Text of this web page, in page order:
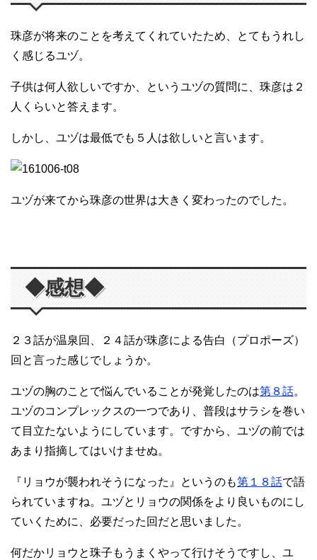
珠彦が将来のことを考えてくれていたため、とてもうれし
く感じるユヅ。
子供は何人欲しいですか、というユヅの質問に、珠彦は２
人くらいと答えます。
しかし、ユヅは最低でも５人は欲しいと言います。
ユヅが来てから珠彦の世界は大きく変わったのでした。
◆感想◆
２３話が温泉回、２４話が珠彦による告白（プロポーズ）
回と言った感じでしょうか。
ユヅの胸のことで悩んでいることが発覚したのは第８話。
ユヅのコンプレックスの一つであり、普段はサラシを巻い
て目立たないようにしています。ですから、ユヅの前では
あまり指摘してはいけませぬ。
『リョウが襲われそうになった』というのも第１８話で語
られていますね。ユヅとリョウの関係をより良いものにし
ていくために、必要だった回だと思いました。
何だかリョウと珠子もうまくやって行けそうですし、ユ